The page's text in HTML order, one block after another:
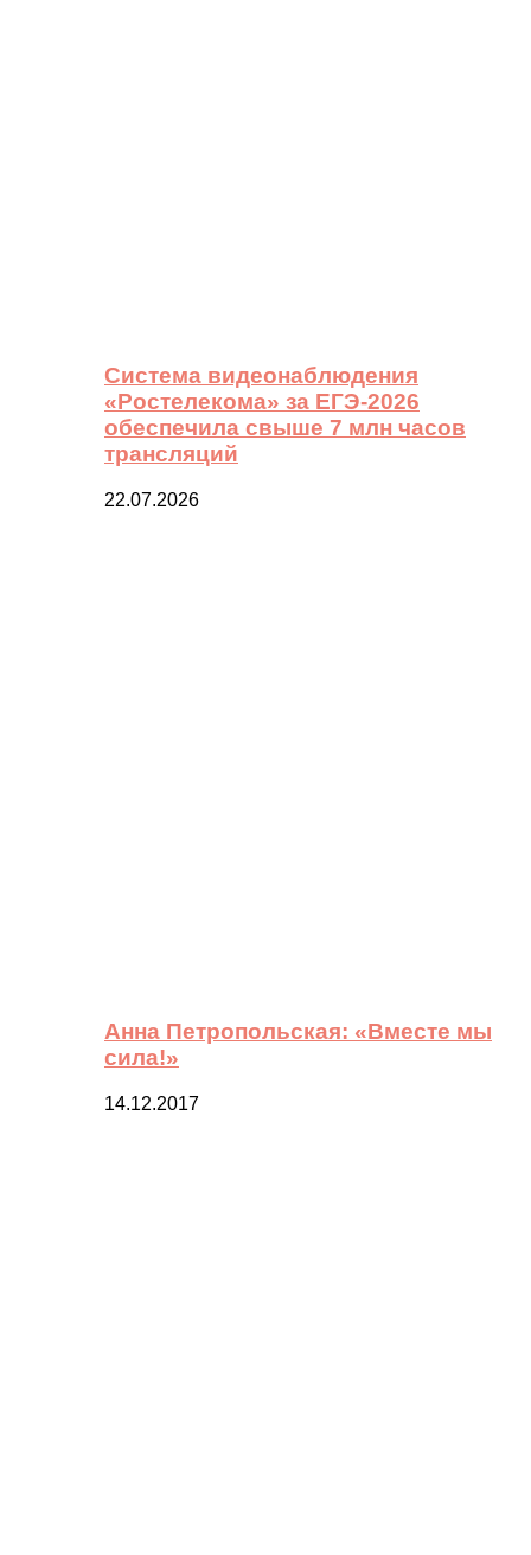
Система видеонаблюдения
«Ростелекома» за ЕГЭ-2026
обеспечила свыше 7 млн часов
трансляций
22.07.2026
Анна Петропольская: «Вместе мы
сила!»
14.12.2017